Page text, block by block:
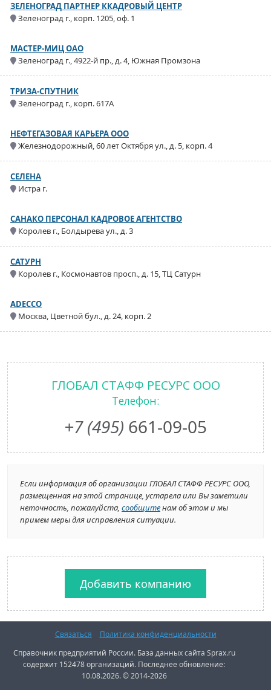
ЗЕЛЕНОГРАД ПАРТНЕР ККАДРОВЫЙ ЦЕНТР
Зеленоград г., корп. 1205, оф. 1
МАСТЕР-МИЦ ОАО
Зеленоград г., 4922-й пр., д. 4, Южная Промзона
ТРИЗА-СПУТНИК
Зеленоград г., корп. 617А
НЕФТЕГАЗОВАЯ КАРЬЕРА ООО
Железнодорожный, 60 лет Октября ул., д. 5, корп. 4
СЕЛЕНА
Истра г.
САНАКО ПЕРСОНАЛ КАДРОВОЕ АГЕНТСТВО
Королев г., Болдырева ул., д. 3
САТУРН
Королев г., Космонавтов просп., д. 15, ТЦ Сатурн
ADECCO
Москва, Цветной бул., д. 24, корп. 2
ГЛОБАЛ СТАФФ РЕСУРС ООО
Телефон:
+7 (495) 661-09-05
Если информация об организации ГЛОБАЛ СТАФФ РЕСУРС ООО,
размещенная на этой странице, устарела или Вы заметили
неточность, пожалуйста, сообщитенам об этом и мы
примем меры для исправления ситуации.
Добавить компанию
Связаться
Политика конфиденциальности
Справочник предприятий России. База данных сайта Sprax.ru
содержит 152478 организаций. Последнее обновление:
10.08.2026. © 2014-2026